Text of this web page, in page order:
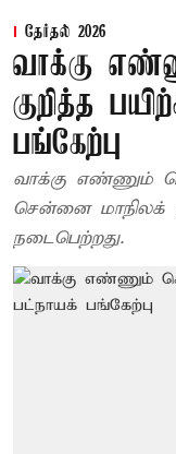
தேர்தல் 2026
வாக்கு
குறித்த
பங்கேற்பு
வாக்கு எண்ணும்
சென்னை மாநிலக்
நடைபெற்றது.